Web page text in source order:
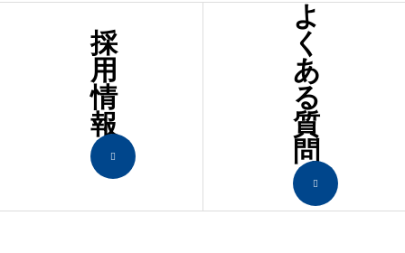
採
用
情
報
よ
く
あ
る
質
問